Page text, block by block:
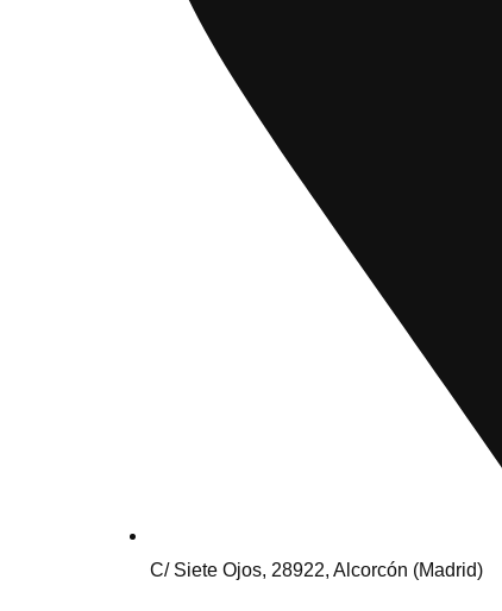
C/ Siete Ojos, 28922, Alcorcón (Madrid)